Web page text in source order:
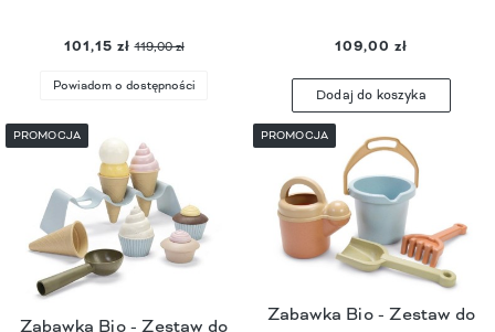
101,15 zł 119,00 zł
Powiadom o dostępności
109,00 zł
Dodaj do koszyka
Zabawka Bio - Zestaw do
PROMOCJA
Zabawka Bio - Zestaw do
PROMOCJA